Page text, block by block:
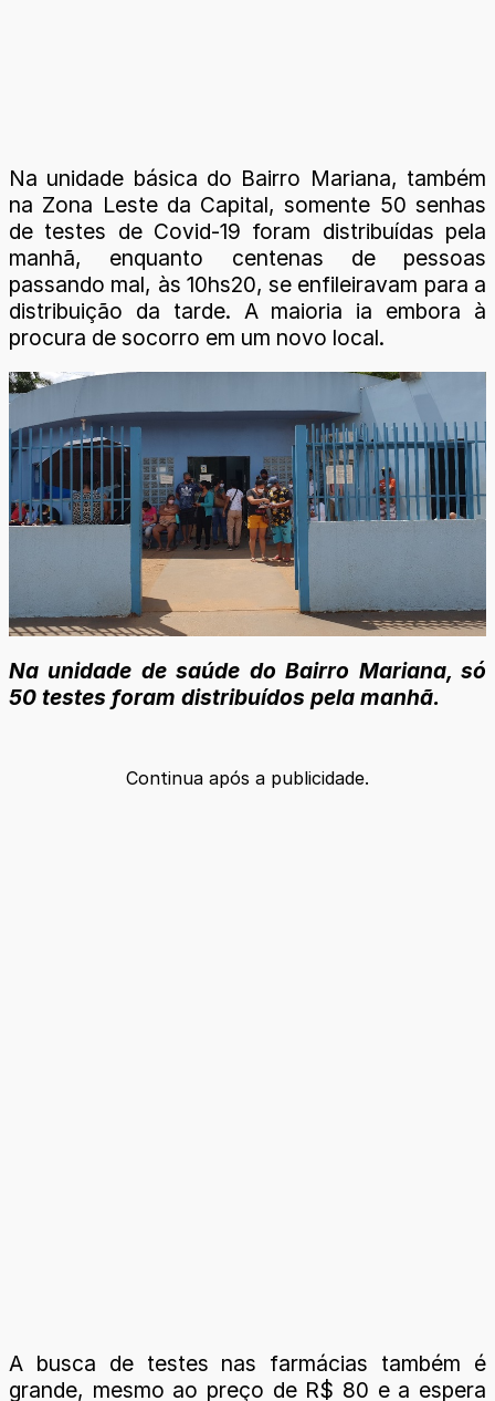
Na unidade básica do Bairro Mariana, também
na Zona Leste da Capital, somente 50 senhas
de testes de Covid-19 foram distribuídas pela
manhã, enquanto centenas de pessoas
passando mal, às 10hs20, se enfileiravam para a
distribuição da tarde. A maioria ia embora à
procura de socorro em um novo local.
Na unidade de saúde do Bairro Mariana, só
50 testes foram distribuídos pela manhã.
Continua após a publicidade.
A busca de testes nas farmácias também é
grande, mesmo ao preço de R$ 80 e a espera